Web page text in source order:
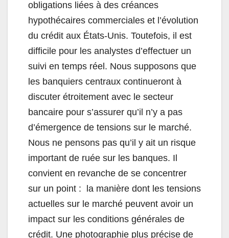
obligations liées à des créances
hypothécaires commerciales et l’évolution
du crédit aux États-Unis. Toutefois, il est
difficile pour les analystes d’effectuer un
suivi en temps réel. Nous supposons que
les banquiers centraux continueront à
discuter étroitement avec le secteur
bancaire pour s’assurer qu’il n’y a pas
d’émergence de tensions sur le marché.
Nous ne pensons pas qu’il y ait un risque
important de ruée sur les banques. Il
convient en revanche de se concentrer
sur un point : la manière dont les tensions
actuelles sur le marché peuvent avoir un
impact sur les conditions générales de
crédit. Une photographie plus précise de